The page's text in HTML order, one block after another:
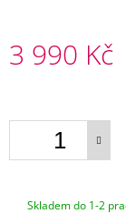
3 990 Kč
Skladem do 1-2
200